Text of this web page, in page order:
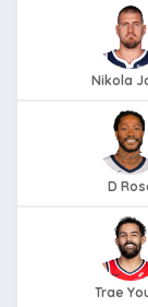
Nikola
D
Trae